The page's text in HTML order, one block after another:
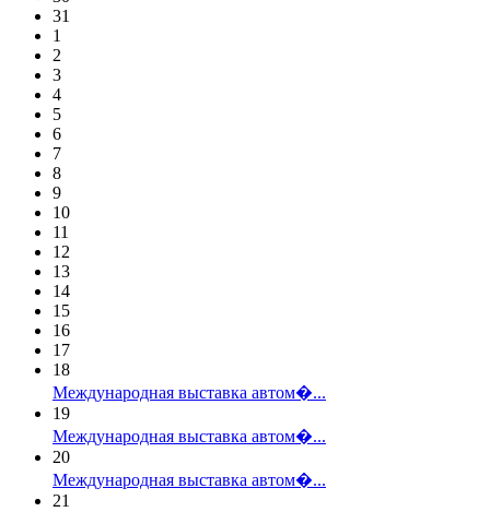
31
1
2
3
4
5
6
7
8
9
10
11
12
13
14
15
16
17
18
Международная выставка автом�...
19
Международная выставка автом�...
20
Международная выставка автом�...
21